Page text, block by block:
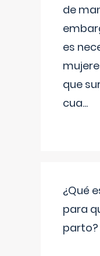
de
es
que
cua...
¿Qué
para
parto?